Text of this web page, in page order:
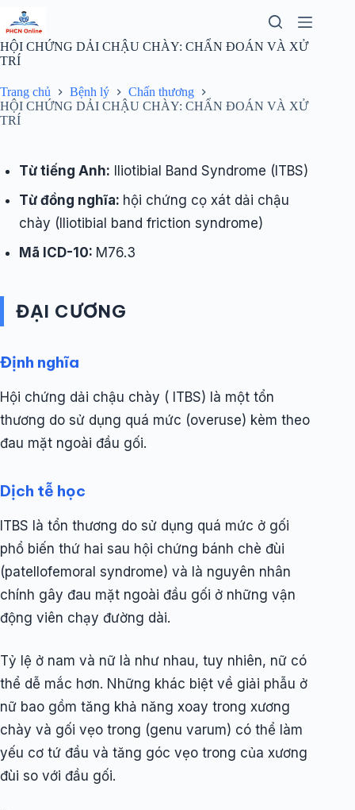
đến
phần
nội
dung
HỘI CHỨNG DẢI CHẬU CHÀY: CHẨN ĐOÁN VÀ XỬ
TRÍ
Trang chủ Bệnh lý
Chấn thương
HỘI CHỨNG DẢI CHẬU CHÀY: CHẨN ĐOÁN VÀ XỬ
TRÍ
Từ tiếng Anh: Iliotibial Band Syndrome (ITBS)
Từ đồng nghĩa: hội chứng cọ xát dải chậu
chày (Iliotibial band friction syndrome)
Mã ICD-10: M76.3
ĐẠI CƯƠNG
Định nghĩa
Hội chứng dải chậu chày ( ITBS) là một tổn
thương do sử dụng quá mức (overuse) kèm theo
đau mặt ngoài đầu gối.
Dịch tễ học
ITBS là tổn thương do sử dụng quá mức ở gối
phổ biến thứ hai sau hội chứng bánh chè đùi
(patellofemoral syndrome) và là nguyên nhân
chính gây đau mặt ngoài đầu gối ở những vận
động viên chạy đường dài.
Tỷ lệ ở nam và nữ là như nhau, tuy nhiên, nữ có
thể dễ mắc hơn. Những khác biệt về giải phẫu ở
nữ bao gồm tăng khả năng xoay trong xương
chày và gối vẹo trong (genu varum) có thể làm
yếu cơ tứ đầu và tăng góc vẹo trong của xương
đùi so với đầu gối.